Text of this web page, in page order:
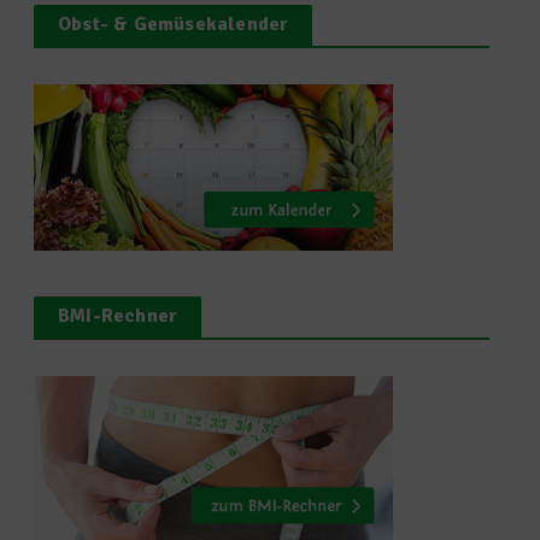
Obst- & Gemüsekalender
BMI-Rechner